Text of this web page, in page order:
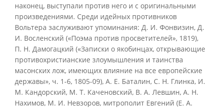
наконец, выступали против него и с оригинальными
произведениями. Среди идейных противников
Вольтера заслуживают упоминания: Д. И. Фонвизин, Д.
И. Восленский («Поэма против просветителей», 1819),
П. Н. Дамогацкий («Записки о якобинцах, открывающие
противохристианские злоумышления и таинства
масонских лож, имеющих влияние на все европейские
державы», ч. 1-6, 1805-09), А. Е. Баталин, С. Н. Глинка, И.
М. Кандорский, М. Т. Каченовский, В. А. Левшин, А. Н.
Нахимов, М. И. Невзоров, митрополит Евгений (Е. А.